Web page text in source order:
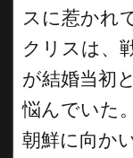
スに惹かれ
クリスは、
が結婚当初
悩んでいた。
朝鮮に向か